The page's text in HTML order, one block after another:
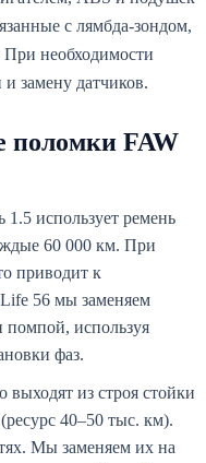
с лямбда-зондом,
При необходимости
замену датчиков.
поломки FAW
1.5 использует ремень
60 000 км. При
приводит к
56 мы заменяем
помпой, используя
фаз.
выходят из строя стойки
40–50 тыс. км).
Мы заменяем их на